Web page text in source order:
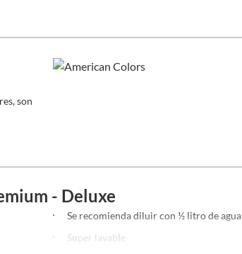
son
- Deluxe
Se recomienda diluir con ½ litro de agua
Super lavable